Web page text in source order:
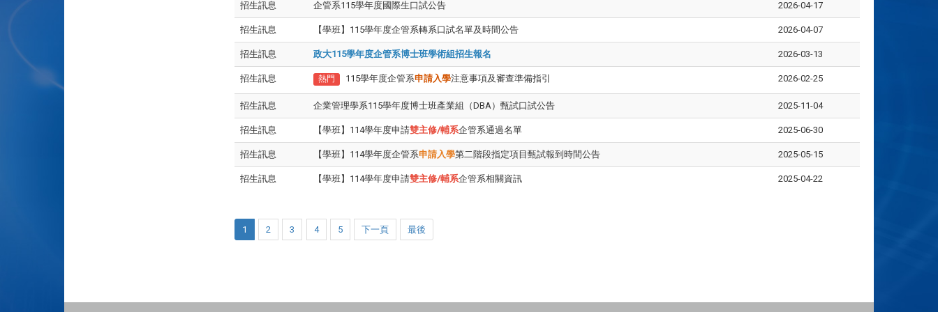
招生訊息 企管系115學年度國際生口試公告 2026-04-17
招生訊息 【學班】115學年度企管系轉系口試名單及時間公告 2026-04-07
招生訊息 政大115學年度企管系博士班學術組招生報名 2026-03-13
招生訊息 熱門 115學年度企管系申請入學注意事項及審查準備指引 2026-02-25
招生訊息 企業管理學系115學年度博士班產業組（DBA）甄試口試公告 2025-11-04
招生訊息 【學班】114學年度申請雙主修/輔系企管系通過名單 2025-06-30
招生訊息 【學班】114學年度企管系申請入學第二階段指定項目甄試報到時間公告 2025-05-15
招生訊息 【學班】114學年度申請雙主修/輔系企管系相關資訊 2025-04-22
1 2 3 4 5 下一頁 最後